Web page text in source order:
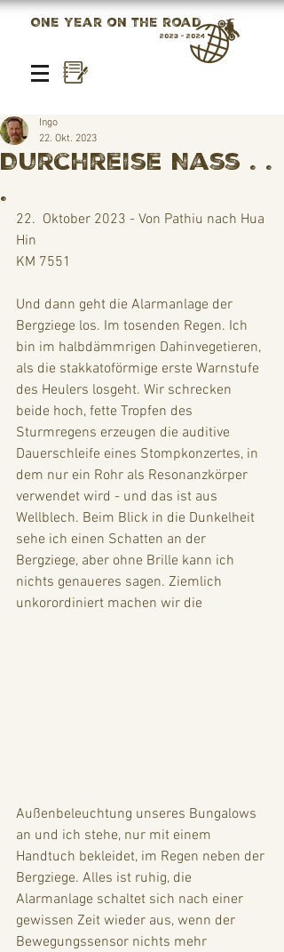
One year on the road
2023 - 2024
Durchreise Nass . .
.
Ingo
22. Okt. 2023
22.  Oktober 2023 - Von Pathiu nach Hua
Hin
KM 7551
Und dann geht die Alarmanlage der
Bergziege los. Im tosenden Regen. Ich
bin im halbdämmrigen Dahinvegetieren,
als die stakkatoförmige erste Warnstufe
des Heulers losgeht. Wir schrecken
beide hoch, fette Tropfen des
Sturmregens erzeugen die auditive
Dauerschleife eines Stompkonzertes, in
dem nur ein Rohr als Resonanzkörper
verwendet wird - und das ist aus
Wellblech. Beim Blick in die Dunkelheit
sehe ich einen Schatten an der
Bergziege, aber ohne Brille kann ich
nichts genaueres sagen. Ziemlich
unkorordiniert machen wir die
Außenbeleuchtung unseres Bungalows
an und ich stehe, nur mit einem
Handtuch bekleidet, im Regen neben der
Bergziege. Alles ist ruhig, die
Alarmanlage schaltet sich nach einer
gewissen Zeit wieder aus, wenn der
Bewegungssensor nichts mehr